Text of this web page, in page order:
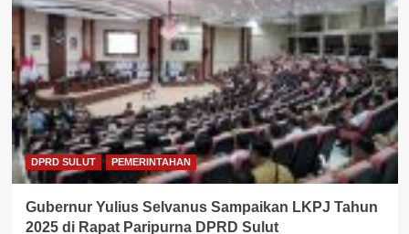
DPRD SULUT PEMERINTAHAN
Gubernur Yulius Selvanus Sampaikan LKPJ Tahun
2025 di Rapat Paripurna DPRD Sulut